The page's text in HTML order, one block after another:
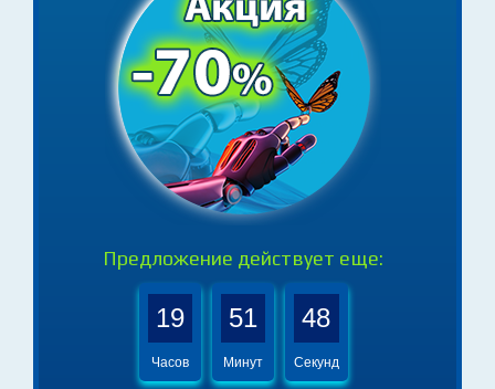
Предложение действует еще:
19
Часов
51
Минут
47
Секунд